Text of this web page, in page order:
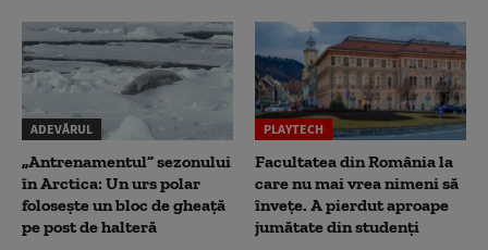
ADEVĂRUL
„Antrenamentul” sezonului
în Arctica: Un urs polar
folosește un bloc de gheață
pe post de halteră
PLAYTECH
Facultatea din România la
care nu mai vrea nimeni să
înveţe. A pierdut aproape
jumătate din studenţi